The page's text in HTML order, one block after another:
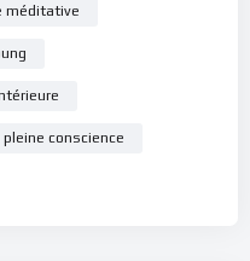
méditative
pleine conscience